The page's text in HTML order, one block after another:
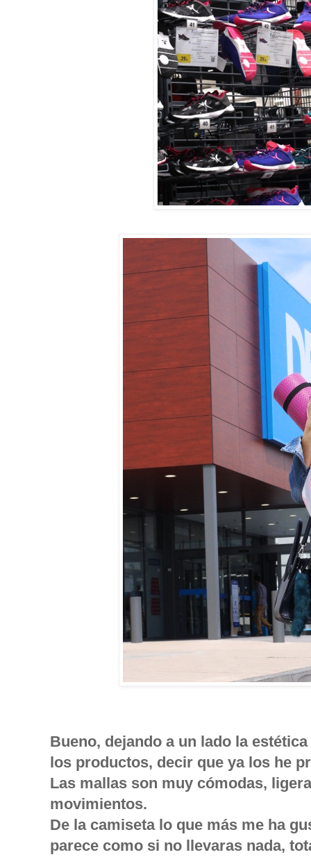
Bueno, dejando a un lado la
los productos, decir que ya los he
Las mallas son muy cómodas,
movimientos.
De la camiseta lo que más me ha
parece como si no llevaras nada,